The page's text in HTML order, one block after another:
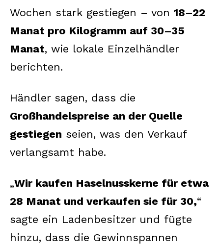
Wochen stark gestiegen – von 18–22
Manat pro Kilogramm auf 30–35
Manat, wie lokale Einzelhändler
berichten.
Händler sagen, dass die
Großhandelspreise an der Quelle
gestiegen seien, was den Verkauf
verlangsamt habe.
„Wir kaufen Haselnusskerne für etwa
28 Manat und verkaufen sie für 30,“
sagte ein Ladenbesitzer und fügte
hinzu, dass die Gewinnspannen